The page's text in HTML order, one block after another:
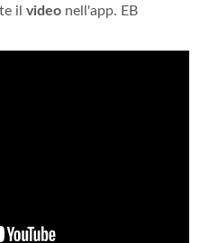
il video nell'app. EB